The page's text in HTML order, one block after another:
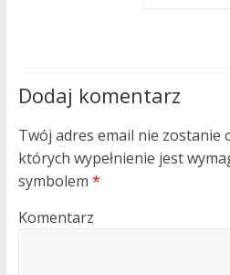
Dodaj komentarz
Twój adres email nie zostanie
których wypełnienie jest
symbolem *
Komentarz